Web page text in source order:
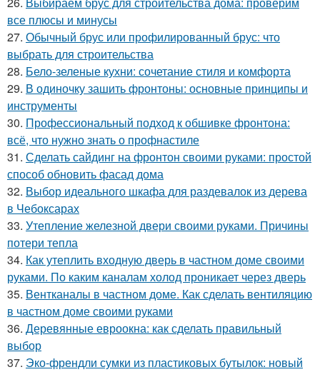
все плюсы и минусы
27. Обычный брус или профилированный брус: что
выбрать для строительства
28. Бело-зеленые кухни: сочетание стиля и комфорта
29. В одиночку зашить фронтоны: основные принципы и
инструменты
30. Профессиональный подход к обшивке фронтона:
всё, что нужно знать о профнастиле
31. Сделать сайдинг на фронтон своими руками: простой
способ обновить фасад дома
32. Выбор идеального шкафа для раздевалок из дерева
в Чебоксарах
33. Утепление железной двери своими руками. Причины
потери тепла
34. Как утеплить входную дверь в частном доме своими
руками. По каким каналам холод проникает через дверь
35. Вентканалы в частном доме. Как сделать вентиляцию
в частном доме своими руками
36. Деревянные евроокна: как сделать правильный
выбор
37. Эко-френдли сумки из пластиковых бутылок: новый